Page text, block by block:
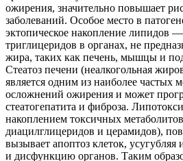
ожирения, значительно повышает
заболеваний. Особое место в
эктопическое накопление липидов
триглицеридов в органах, не
жира, таких как печень, мышцы и
Стеатоз печени (неалкогольная
является одним из наиболее частых
осложнений ожирения и может
стеатогепатита и фиброза.
накоплением токсичных
диацилглицеридов и церамидов),
вызывает апоптоз клеток, усугубляя
и дисфункцию органов. Таким